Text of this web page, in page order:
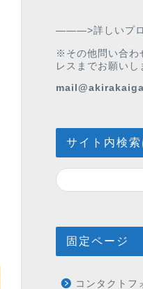
———>詳しいプロ
※その他問い合わ
レスまでお願いし
サイト内検
固定ページ
コンタクトフ